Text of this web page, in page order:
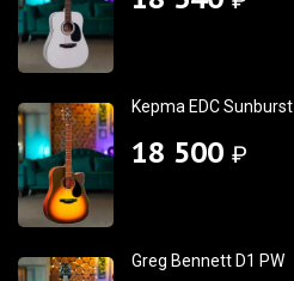
Kepma EDC Sunburst
18 500 ₽
Greg Bennett D1 PW